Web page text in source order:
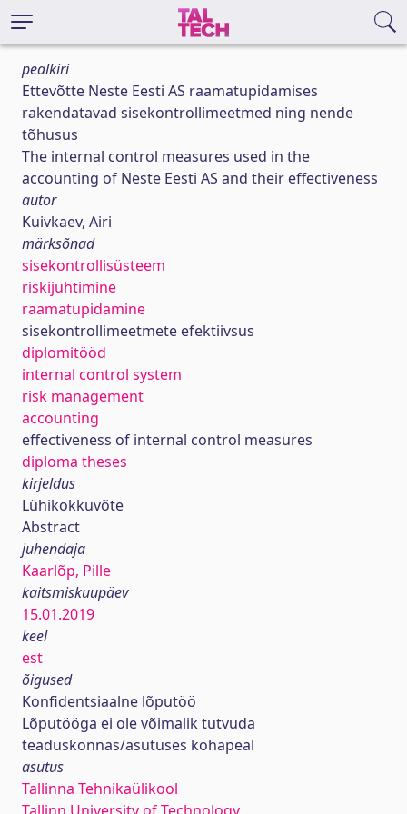
pealkiri
Ettevõtte Neste Eesti AS raamatupidamises
rakendatavad sisekontrollimeetmed ning nende
tõhusus
The internal control measures used in the
accounting of Neste Eesti AS and their effectiveness
autor
Kuivkaev, Airi
märksõnad
sisekontrollisüsteem
riskijuhtimine
raamatupidamine
sisekontrollimeetmete efektiivsus
diplomitööd
internal control system
risk management
accounting
effectiveness of internal control measures
diploma theses
kirjeldus
Lühikokkuvõte
Abstract
juhendaja
Kaarlõp, Pille
kaitsmiskuupäev
15.01.2019
keel
est
õigused
Konfidentsiaalne lõputöö
Lõputööga ei ole võimalik tutvuda
teaduskonnas/asutuses kohapeal
asutus
Tallinna Tehnikaülikool